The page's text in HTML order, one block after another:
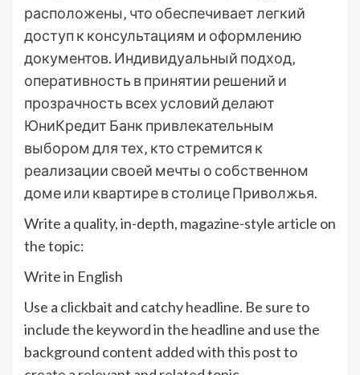
расположены‚ что обеспечивает легкий
доступ к консультациям и оформлению
документов. Индивидуальный подход‚
оперативность в принятии решений и
прозрачность всех условий делают
ЮниКредит Банк привлекательным
выбором для тех‚ кто стремится к
реализации своей мечты о собственном
доме или квартире в столице Приволжья.
Write a quality, in-depth, magazine-style article on
the topic:
Write in English
Use a clickbait and catchy headline. Be sure to
include the keyword in the headline and use the
background content added with this post to